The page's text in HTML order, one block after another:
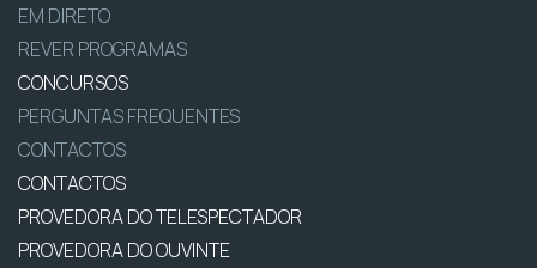
EM DIRETO
REVER PROGRAMAS
CONCURSOS
PERGUNTAS FREQUENTES
CONTACTOS
CONTACTOS
PROVEDORA DO TELESPECTADOR
PROVEDORA DO OUVINTE